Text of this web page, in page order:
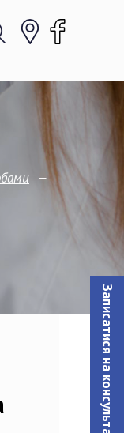
Записатися на консультацiю
—